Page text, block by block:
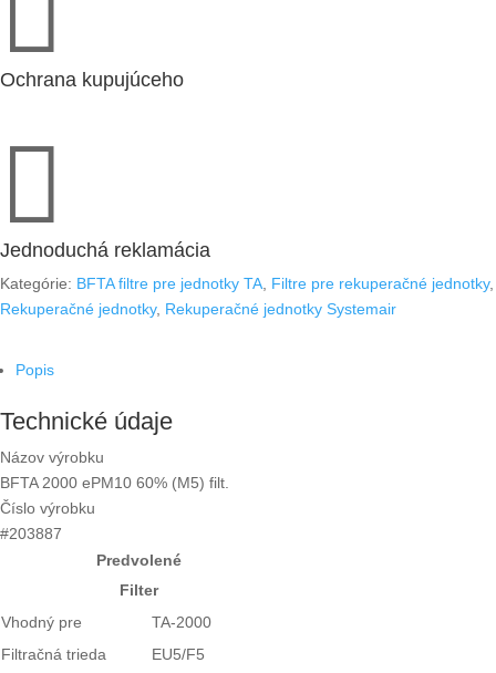
Ochrana kupujúceho

Jednoduchá reklamácia
Kategórie: BFTA filtre pre jednotky TA Filtre pre rekuperačné jednotky,
Rekuperačné jednotky, Rekuperačné jednotky Systemair
Popis
Technické údaje
Názov výrobku
BFTA 2000 ePM10 60% (M5) filt.
Číslo výrobku
#203887
Predvolené
Filter
Vhodný pre
TA-2000
Filtračná trieda
EU5/F5